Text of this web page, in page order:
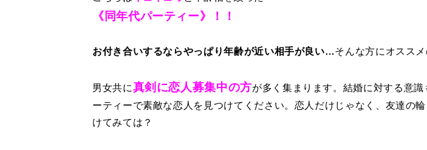
《同年代パーティー》！！
お付き合いするならやっぱり年齢が近い相手が良い…そんな方にオスス
男女共に真剣に恋人募集中の方が多く集まります。結婚に対する意識
ーティーで素敵な恋人を見つけてください。恋人だけじゃなく、友達の
けてみては？